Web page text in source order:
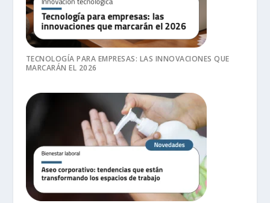
TECNOLOGÍA PARA EMPRESAS: LAS INNOVACIONES QUE
MARCARÁN EL 2026